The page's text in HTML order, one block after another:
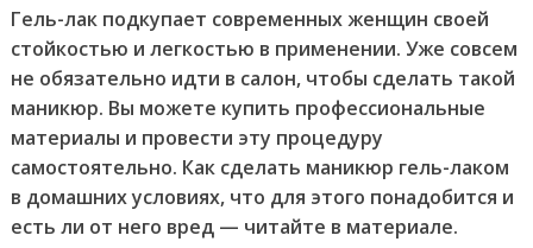
Гель-лак подкупает современных женщин своей
стойкостью и легкостью в применении. Уже совсем
не обязательно идти в салон, чтобы сделать такой
маникюр. Вы можете купить профессиональные
материалы и провести эту процедуру
самостоятельно. Как сделать маникюр гель-лаком
в домашних условиях, что для этого понадобится и
есть ли от него вред — читайте в материале.